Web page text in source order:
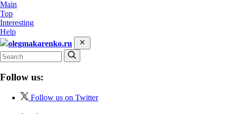
Main
Top
Interesting
Help
olegmakarenko.ru
Follow us:
Follow us on Twitter